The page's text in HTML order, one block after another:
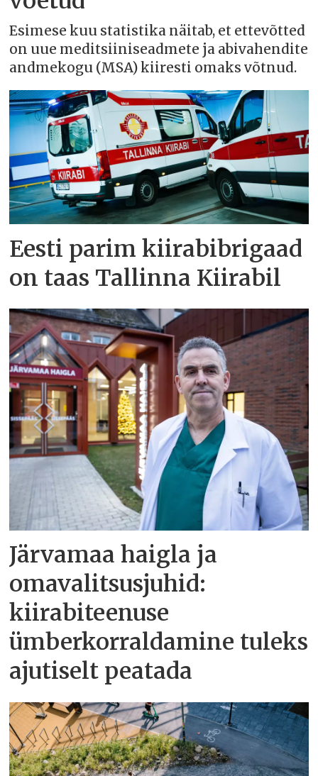
Esimese kuu statistika näitab, et ettevõtted
on uue meditsiiniseadmete ja abivahendite
andmekogu (MSA) kiiresti omaks võtnud.
Eesti parim kiirabibrigaad
on taas Tallinna Kiirabil
Järvamaa haigla ja
omavalitsusjuhid:
kiirabiteenuse
ümberkorraldamine tuleks
ajutiselt peatada